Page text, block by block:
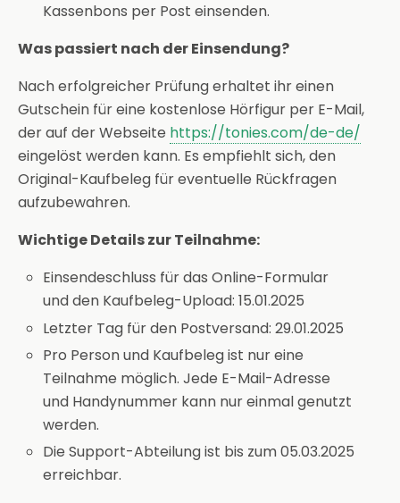
Kassenbons per Post einsenden.
Was passiert nach der Einsendung?
Nach erfolgreicher Prüfung erhaltet ihr einen
Gutschein für eine kostenlose Hörfigur per E-Mail,
der auf der Webseite https://tonies.com/de-de/
eingelöst werden kann. Es empfiehlt sich, den
Original-Kaufbeleg für eventuelle Rückfragen
aufzubewahren.
Wichtige Details zur Teilnahme:
Einsendeschluss für das Online-Formular
und den Kaufbeleg-Upload: 15.01.2025
Letzter Tag für den Postversand: 29.01.2025
Pro Person und Kaufbeleg ist nur eine
Teilnahme möglich. Jede E-Mail-Adresse
und Handynummer kann nur einmal genutzt
werden.
Die Support-Abteilung ist bis zum 05.03.2025
erreichbar.